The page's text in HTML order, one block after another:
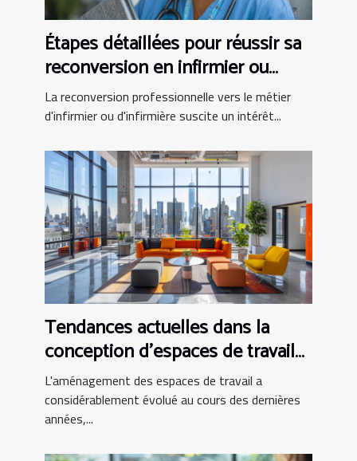
Étapes détaillées pour réussir sa
reconversion en infirmier ou
infirmière
La reconversion professionnelle vers le métier
d'infirmier ou d'infirmière suscite un intérêt...
Tendances actuelles dans la
conception d'espaces de travail
modernes
L'aménagement des espaces de travail a
considérablement évolué au cours des dernières
années,...